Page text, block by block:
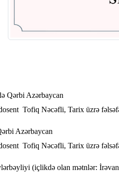
Qərbi Azərbaycan
Tofiq Nəcəfli, Tarix üzrə
Azərbaycan
Tofiq Nəcəfli, Tarix üzrə
(içlikdə olan mətnlər: